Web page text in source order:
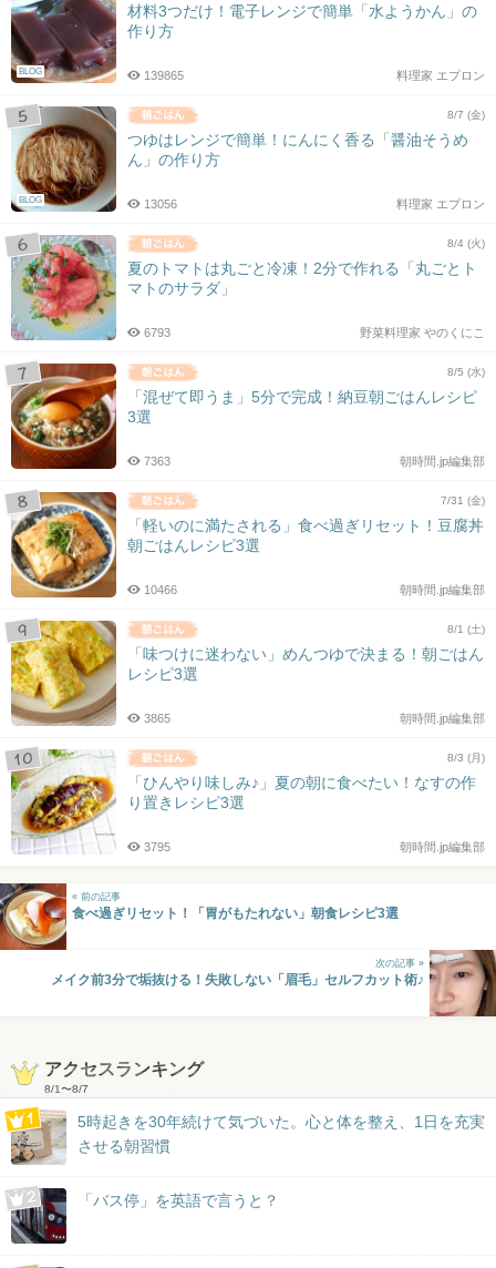
BLOG
材料3つだけ！電子レンジで簡単「水ようかん」の
作り方
料理家 エプロン
139865
BLOG
8/7 (金)
つゆはレンジで簡単！にんにく香る「醤油そうめ
ん」の作り方
料理家 エプロン
13056
8/4 (火)
夏のトマトは丸ごと冷凍！2分で作れる「丸ごとト
マトのサラダ」
野菜料理家 やのくにこ
6793
8/5 (水)
「混ぜて即うま」5分で完成！納豆朝ごはんレシピ
3選
朝時間.jp編集部
7363
7/31 (金)
「軽いのに満たされる」食べ過ぎリセット！豆腐丼
朝ごはんレシピ3選
朝時間.jp編集部
10466
8/1 (土)
「味つけに迷わない」めんつゆで決まる！朝ごはん
レシピ3選
朝時間.jp編集部
3865
8/3 (月)
「ひんやり味しみ♪」夏の朝に食べたい！なすの作
り置きレシピ3選
朝時間.jp編集部
3795
« 前の記事
食べ過ぎリセット！「胃がもたれない」朝食レシピ3選
次の記事 »
メイク前3分で垢抜ける！失敗しない「眉毛」セルフカット術♪
アクセスランキング
8/1〜8/7
5時起きを30年続けて気づいた。心と体を整え、1日を充実
させる朝習慣
「バス停」を英語で言うと？